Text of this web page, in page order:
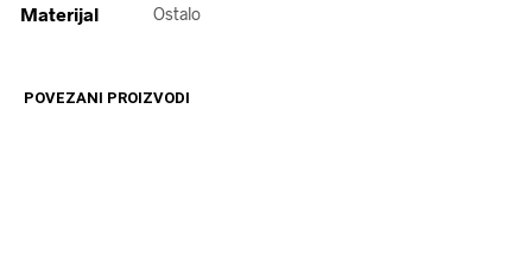
Materijal Ostalo
POVEZANI PROIZVODI